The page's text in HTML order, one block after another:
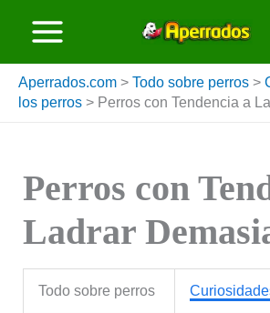
Aperrados.com > Todo sobre perros >
los perros > Perros con Tendencia a
Perros con
Ladrar
Todo sobre perros